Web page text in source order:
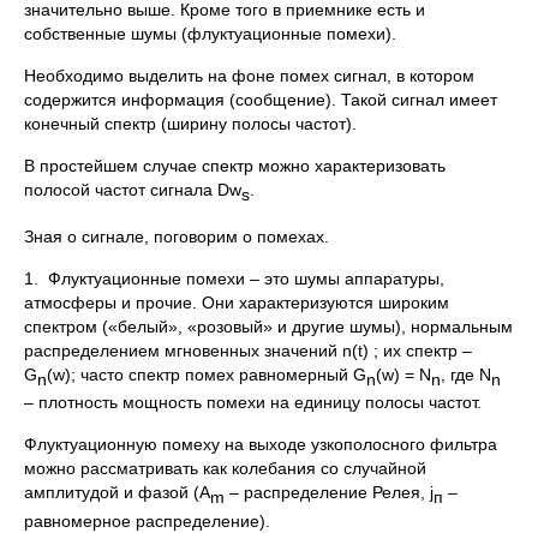
значительно выше. Кроме того в приемнике есть и
собственные шумы (флуктуационные помехи).
Необходимо выделить на фоне помех сигнал, в котором
содержится информация (сообщение). Такой сигнал имеет
конечный спектр (ширину полосы частот).
В простейшем случае спектр можно характеризовать
полосой частот сигнала Dws
Зная о сигнале, поговорим о помехах.
1. Флуктуационные помехи – это шумы аппаратуры,
атмосферы и прочие. Они характеризуются широким
спектром («белый», «розовый» и другие шумы), нормальным
распределением мгновенных значений n(t) ; их спектр –
Gn(w); часто спектр помех равномерный Gn(w) = Nn , где Nn
– плотность мощность помехи на единицу полосы частот.
Флуктуационную помеху на выходе узкополосного фильтра
можно рассматривать как колебания со случайной
амплитудой и фазой (Аm – распределение Релея, jп –
равномерное распределение).